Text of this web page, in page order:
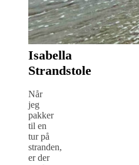
Isabella
Strandstole
Når
jeg
pakker
til en
tur på
stranden,
er der